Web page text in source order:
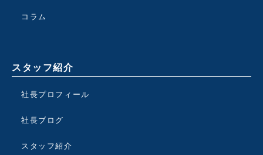
コラム
スタッフ紹介
社長プロフィール
社長ブログ
スタッフ紹介